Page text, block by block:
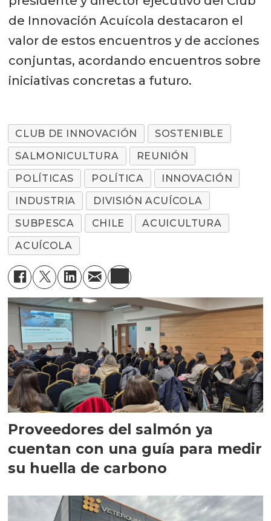
de Innovación Acuícola destacaron el
valor de estos encuentros y de acciones
conjuntas, acordando encuentros sobre
iniciativas concretas a futuro.
CLUB DE INNOVACIÓN
SOSTENIBLE
SALMONICULTURA
REUNIÓN
POLÍTICAS
POLÍTICA
INNOVACIÓN
INDUSTRIA
DIVISIÓN ACUÍCOLA
SUBPESCA
CHILE
ACUICULTURA
ACUÍCOLA
Proveedores del salmón ya
cuentan con una guía para medir
su huella de carbono